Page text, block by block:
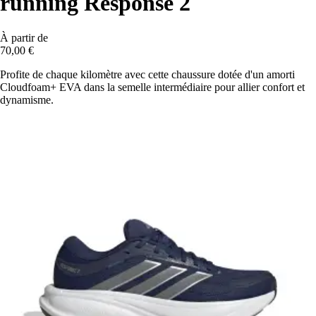
À partir de
70,00 €
Profite de chaque kilomètre avec cette chaussure dotée d'un amorti
Cloudfoam+ EVA dans la semelle intermédiaire pour allier confort et
dynamisme.